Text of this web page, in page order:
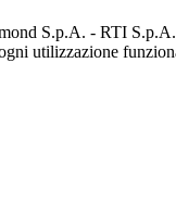
S.p.A. - RTI
utilizzazione